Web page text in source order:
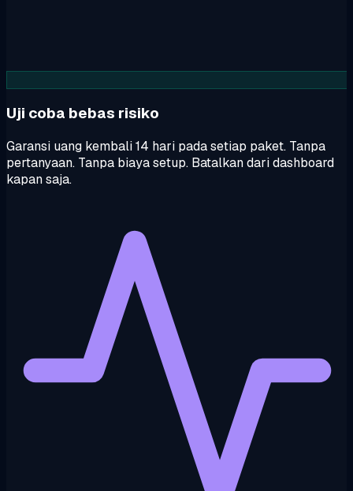
Uji coba bebas risiko
Garansi uang kembali 14 hari pada setiap paket. Tanpa
pertanyaan. Tanpa biaya setup. Batalkan dari dashboard
kapan saja.